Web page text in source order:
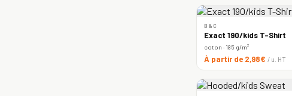
B&C
Exact 190/kids T-Shirt
coton · 185 g/m²
À partir de 2,98€ / u. HT